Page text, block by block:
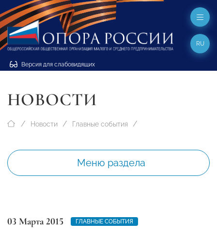
Версия для слабовидящих
RU
НОВОСТИ
Новости Главные события
Меню раздела
03 Марта 2015 ГЛАВНЫЕ СОБЫТИЯ